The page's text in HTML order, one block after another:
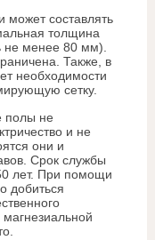
составлять
толщина
не менее 80 мм).
Также, в
необходимости
сетку.
полы не
и не
они и
Срок службы
лет. При помощи
добиться
магнезиальной